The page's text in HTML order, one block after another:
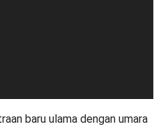
baru ulama dengan umara